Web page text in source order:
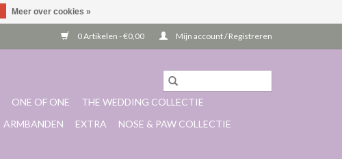
0 Artikelen - €0,00 Mijn account / Registreren
ONE OF ONE
THE WEDDING COLLECTIE
ARMBANDEN EXTRA
NOSE & PAW COLLECTIE
Meer over cookies »